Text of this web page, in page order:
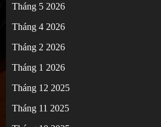
Tháng 5 2026
Tháng 4 2026
Tháng 2 2026
Tháng 1 2026
Tháng 12 2025
Tháng 11 2025